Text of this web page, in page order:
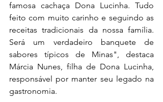
famosa cachaça Dona Lucinha. Tudo
feito com muito carinho e seguindo as
receitas tradicionais da nossa família.
Será um verdadeiro banquete de
sabores típicos de Minas", destaca
Márcia Nunes, filha de Dona Lucinha,
responsável por manter seu legado na
gastronomia.